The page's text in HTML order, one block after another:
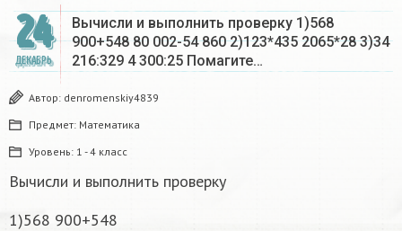
24
ДЕКАБРЬ
Вычисли и выполнить проверку 1)568
900+548 80 002-54 860 2)123*435 2065*28 3)34
216:329 4 300:25 Помагите…
Автор: denromenskiy4839
Предмет: Математика
Уровень: 1 - 4 класс
Вычисли и выполнить проверку
1)568 900+548